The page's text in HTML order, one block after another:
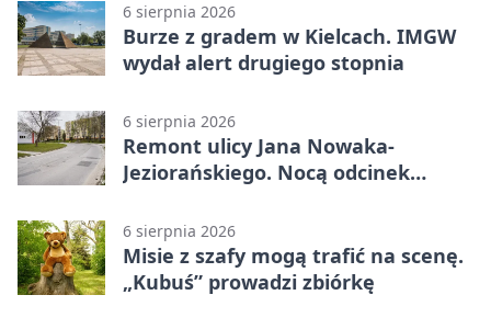
6 sierpnia 2026
Burze z gradem w Kielcach. IMGW
wydał alert drugiego stopnia
6 sierpnia 2026
Remont ulicy Jana Nowaka-
Jeziorańskiego. Nocą odcinek
6 sierpnia 2026
Misie z szafy mogą trafić na scenę.
„Kubuś” prowadzi zbiórkę